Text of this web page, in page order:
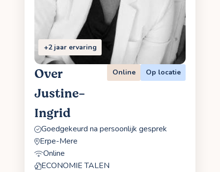
+2 jaar ervaring
Over
Justine-
Ingrid
Online Op locatie
Goedgekeurd na persoonlijk gesprek
Erpe-Mere
Online
ECONOMIE TALEN